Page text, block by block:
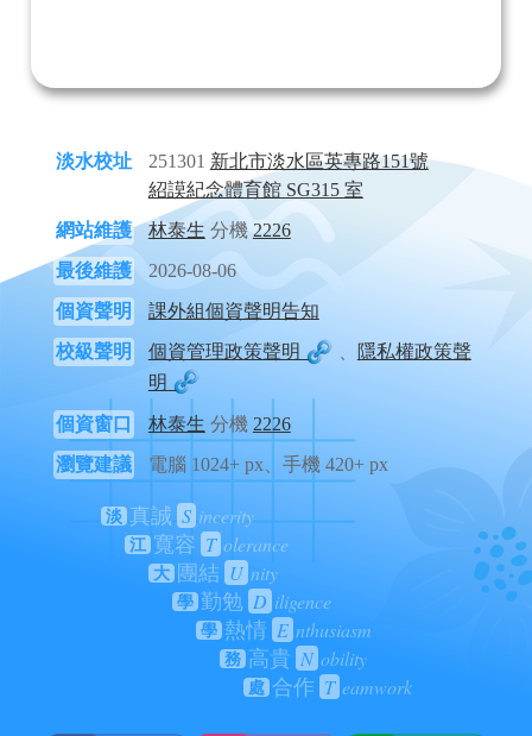
淡水校址 251301 新北市淡水區英專路151號
紹謨紀念體育館 SG315 室
網站維護
林泰生 分機 2226
最後維護
2026-08-06
個資聲明
課外組個資聲明告知
校級聲明
個資管理政策聲明 、
隱私權政策聲
明
個資窗口 林泰生 分機 2226
瀏覽建議
電腦 1024+ px、手機 420+ px
淡 真誠 S incerity
江 寬容 T olerance
大 團結 U nity
學 勤勉 D iligence
學 熱情 E nthusiasm
務 高貴 N obility
處 合作 T eamwork